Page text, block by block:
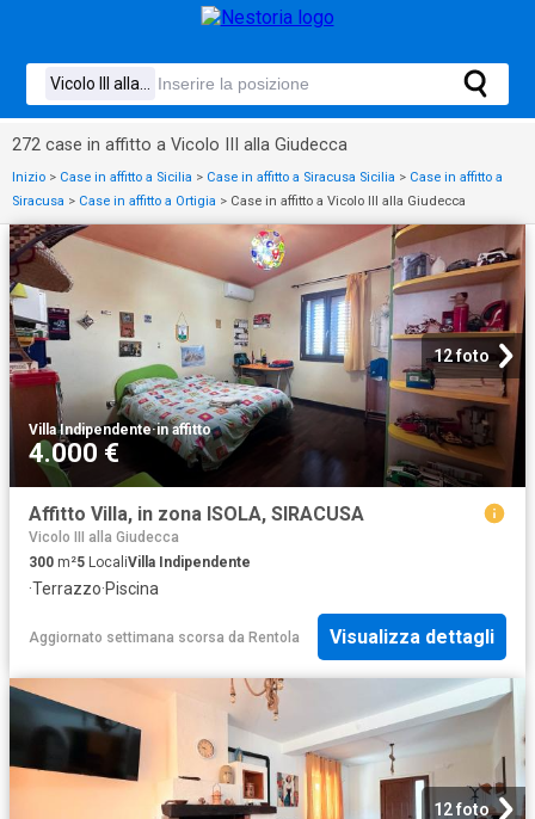
272 case in affitto a Vicolo III alla Giudecca
Inizio > Case in affitto a Sicilia > Case in affitto a Siracusa Sicilia > Case in affitto a
Siracusa > Case in affitto a Ortigia > Case in affitto a Vicolo III alla Giudecca
12 foto
Villa Indipendente·in affitto
4.000 €
Affitto Villa, in zona ISOLA, SIRACUSA
Vicolo III alla Giudecca
300 m²5 LocaliVilla Indipendente
·Terrazzo·Piscina
Aggiornato settimana scorsa da Rentola Visualizza dettagli
12 foto